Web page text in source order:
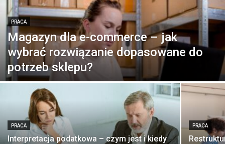
PRACA
Magazyn dla e-commerce – jak
wybrać rozwiązanie dopasowane do
potrzeb sklepu?
PRACA
Interpretacja podatkowa – czym jest i kiedy
PRACA